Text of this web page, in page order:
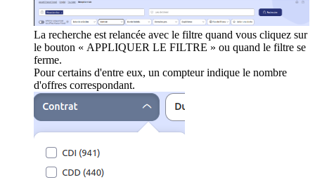
La recherche est relancée avec le filtre quand vous cliquez sur
le bouton « APPLIQUER LE FILTRE » ou quand le filtre se
ferme.
Pour certains d'entre eux, un compteur indique le nombre
d'offres correspondant.